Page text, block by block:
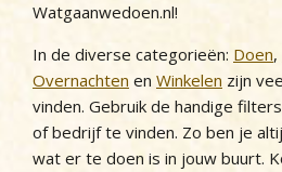
Watgaanwedoen.nl!
In de diverse categorieën: Doen,
Overnachten en Winkelen zijn
vinden. Gebruik de handige
of bedrijf te vinden. Zo ben je
wat er te doen is in jouw buurt.